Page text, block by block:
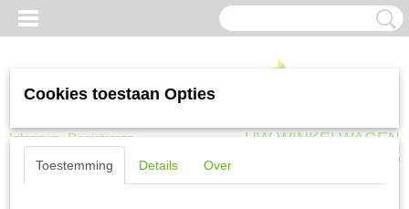
Inloggen Registreren UW WINKELWAGEN
(0)
Cookies toestaan Opties
Toestemming Details Over